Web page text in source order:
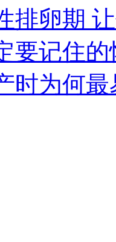
排卵期
要记住
时为何最